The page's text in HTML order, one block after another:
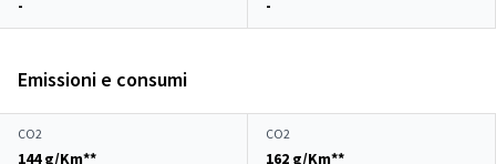
- -
Emissioni e consumi
CO2
144 g/Km**
CO2
162 g/Km**